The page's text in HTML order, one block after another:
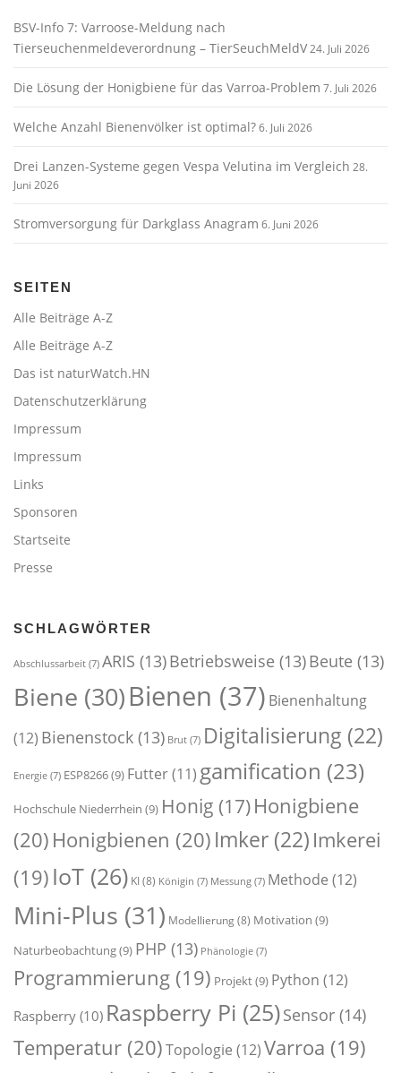
BSV-Info 7: Varroose-Meldung nach
Tierseuchenmeldeverordnung – TierSeuchMeldV24. Juli 2026
Die Lösung der Honigbiene für das Varroa-Problem 7. Juli 2026
Welche Anzahl Bienenvölker ist optimal?6. Juli 2026
Drei Lanzen-Systeme gegen Vespa Velutina im Vergleich 28.
Juni 2026
Stromversorgung für Darkglass Anagram 6. Juni 2026
SEITEN
Alle Beiträge A-Z
Alle Beiträge A-Z
Das ist naturWatch.HN
Datenschutzerklärung
Impressum
Impressum
Links
Sponsoren
Startseite
Presse
SCHLAGWÖRTER
Abschlussarbeit (7) ARIS (13)Betriebsweise (13)Beute (13)
Biene (30)Bienen (37) Bienenhaltung
(12) Bienenstock (13) Brut (7) Digitalisierung (22)
Energie (7) ESP8266(9) Futter(11) gamification (23)
Hochschule Niederrhein (9) Honig (17)Honigbiene
(20)Honigbienen (20)Imker (22) Imkerei
(19) IoT (26) KI(8) Königin (7) Messung (7) Methode (12)
Mini-Plus (31) Modellierung(8) Motivation (9)
Naturbeobachtung(9) PHP (13) Phänologie (7)
Programmierung (19) Projekt(9) Python (12)
Raspberry (10) Raspberry Pi (25)Sensor (14)
Temperatur (20)Topologie (12)Varroa (19)